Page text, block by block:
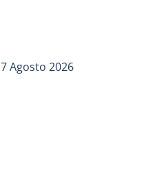
7 Agosto 2026